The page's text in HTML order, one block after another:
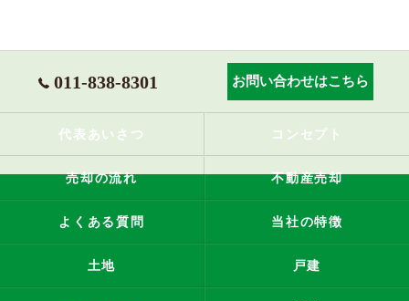
011-838-8301 お問い合わせはこちら
代表あいさつ コンセプト
売却の流れ 不動産売却
よくある質問 当社の特徴
土地 戸建